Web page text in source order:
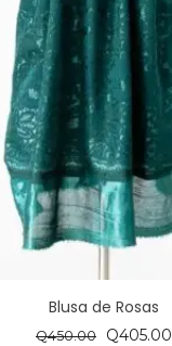
Blusa de Rosas
Q450.00
El
Q405.00